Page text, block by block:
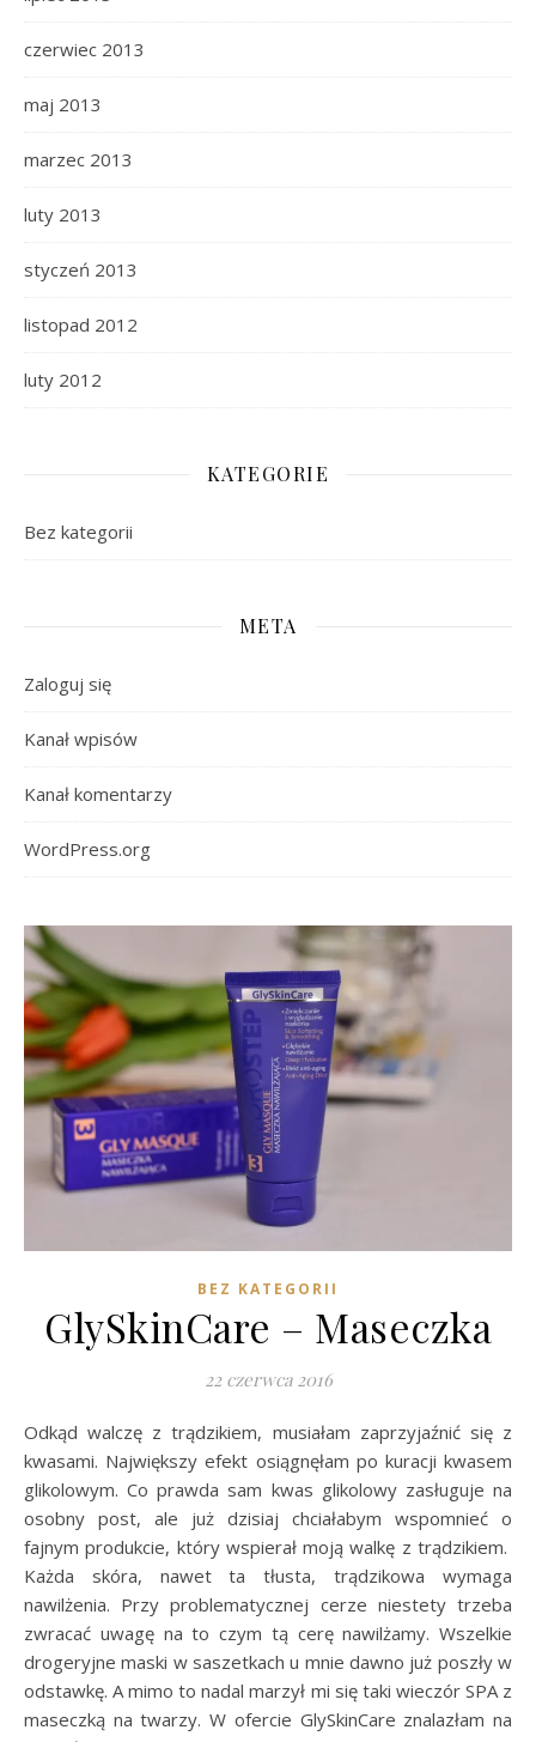
czerwiec 2013
maj 2013
marzec 2013
luty 2013
styczeń 2013
listopad 2012
luty 2012
KATEGORIE
Bez kategorii
META
Zaloguj się
Kanał wpisów
Kanał komentarzy
WordPress.org
BEZ KATEGORII
GlySkinCare – Maseczka
22 czerwca 2016
Odkąd walczę z trądzikiem, musiałam zaprzyjaźnić się z
kwasami. Największy efekt osiągnęłam po kuracji kwasem
glikolowym. Co prawda sam kwas glikolowy zasługuje na
osobny post, ale już dzisiaj chciałabym wspomnieć o
fajnym produkcie, który wspierał moją walkę z trądzikiem.
Każda skóra, nawet ta tłusta, trądzikowa wymaga
nawilżenia. Przy problematycznej cerze niestety trzeba
zwracać uwagę na to czym tą cerę nawilżamy. Wszelkie
drogeryjne maski w saszetkach u mnie dawno już poszły w
odstawkę. A mimo to nadal marzył mi się taki wieczór SPA z
maseczką na twarzy. W ofercie GlySkinCare znalazłam na